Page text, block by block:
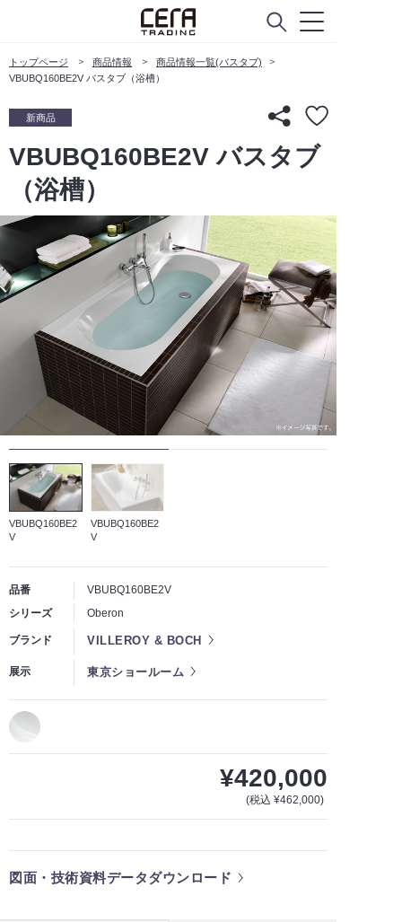
トップページ 商品情報
商品情報一覧(バスタブ)
VBUBQ160BE2V バスタブ（浴槽）
新商品
VBUBQ160BE2V バスタブ
（浴槽）
VBUBQ160BE2
V
VBUBQ160BE2
V
品番
VBUBQ160BE2V
シリーズ
Oberon
ブランド VILLEROY & BOCH
展示 東京ショールーム
¥420,000
(税込 ¥462,000)
図面・技術資料データダウンロード